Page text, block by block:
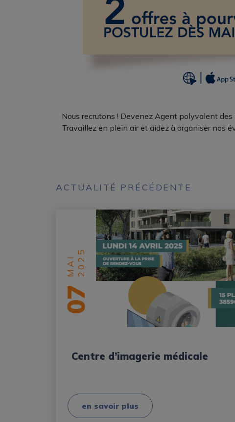
Nous recrutons ! Devenez Agent polyvalent
Travaillez en plein air et aidez à organiser nos
ACTUALITÉ PRÉCÉDENTE
07
MAI 2025
Centre d’imagerie médicale
en savoir plus